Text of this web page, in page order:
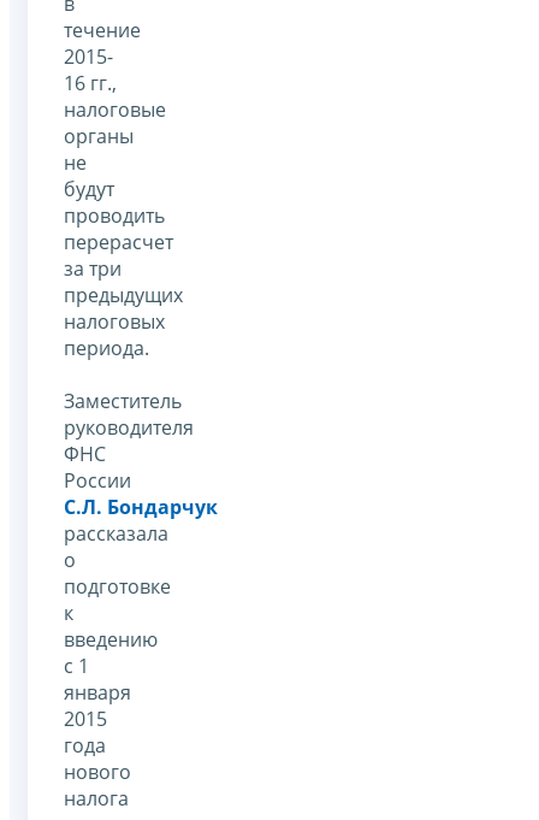
течение
2015-
16 гг.,
налоговые
органы
не
будут
проводить
перерасчет
за три
предыдущих
налоговых
периода.
Заместитель
руководителя
ФНС
России
С.Л. Бондарчук
рассказала
о
подготовке
к
введению
с 1
января
2015
года
нового
налога